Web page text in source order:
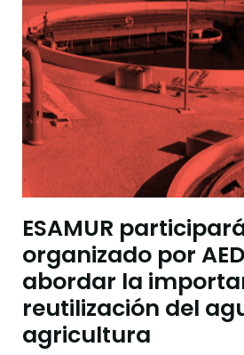
ESAMUR
organizado por
abordar la
reutilización del
agricultura